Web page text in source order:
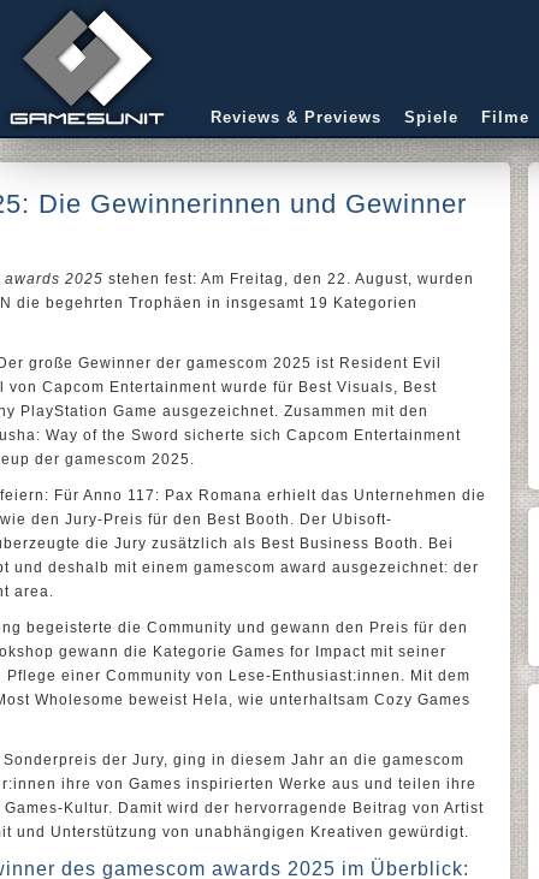
Reviews & Previews Spiele Filme
Die Gewinnerinnen und Gewinner
awards 2025 stehen fest: Am Freitag, den 22. August, wurden
die begehrten Trophäen in insgesamt 19 Kategorien
große Gewinner der gamescom 2025 ist Resident Evil
Capcom Entertainment wurde für Best Visuals, Best
PlayStation Game ausgezeichnet. Zusammen mit den
Way of the Sword sicherte sich Capcom Entertainment
der gamescom 2025.
Für Anno 117: Pax Romana erhielt das Unternehmen die
den Jury-Preis für den Best Booth. Der Ubisoft-
die Jury zusätzlich als Best Business Booth. Bei
und deshalb mit einem gamescom award ausgezeichnet: der
area.
begeisterte die Community und gewann den Preis für den
gewann die Kategorie Games for Impact mit seiner
einer Community von Lese-Enthusiast:innen. Mit dem
Wholesome beweist Hela, wie unterhaltsam Cozy Games
Sonderpreis der Jury, ging in diesem Jahr an die gamescom
ihre von Games inspirierten Werke aus und teilen ihre
Kultur. Damit wird der hervorragende Beitrag von Artist
und Unterstützung von unabhängigen Kreativen gewürdigt.
des gamescom awards 2025 im Überblick: